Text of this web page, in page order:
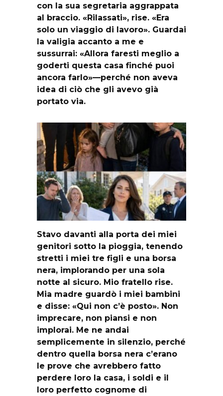
con la sua segretaria aggrappata
al braccio. «Rilassati», rise. «Era
solo un viaggio di lavoro». Guardai
la valigia accanto a me e
sussurrai: «Allora faresti meglio a
goderti questa casa finché puoi
ancora farlo»—perché non aveva
idea di ciò che gli avevo già
portato via.
Stavo davanti alla porta dei miei
genitori sotto la pioggia, tenendo
stretti i miei tre figli e una borsa
nera, implorando per una sola
notte al sicuro. Mio fratello rise.
Mia madre guardò i miei bambini
e disse: «Qui non c’è posto». Non
imprecare, non piansi e non
implorai. Me ne andai
semplicemente in silenzio, perché
dentro quella borsa nera c’erano
le prove che avrebbero fatto
perdere loro la casa, i soldi e il
loro perfetto cognome di